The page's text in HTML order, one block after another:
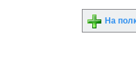
На